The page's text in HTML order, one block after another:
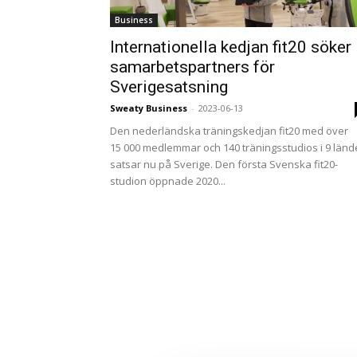
Business
Internationella kedjan fit20 söker
samarbetspartners för
Sverigesatsning
Sweaty Business - 2023-06-13
Den nederländska träningskedjan fit20 med över
15 000 medlemmar och 140 träningsstudios i 9
satsar nu på Sverige. Den första Svenska fit20-
studion öppnade 2020...